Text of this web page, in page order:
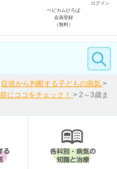
ログイン
ベビカムひろば
会員登録
（無料）
症状から判断する子どもの病気 >
にココをチェック！ > 2～3歳ま